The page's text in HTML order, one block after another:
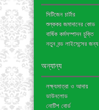
সিটিজেন চার্টার
শুল্ককর জমাদানের কোড
বার্ষিক কর্মসম্পাদন চুক্তি
নতুন বন্ড লাইসেন্সের জন্য
অন্যান্য
লক্ষ্যমাত্রা ও আদায়
ডাউনলোড
নোটিশ বোর্ড